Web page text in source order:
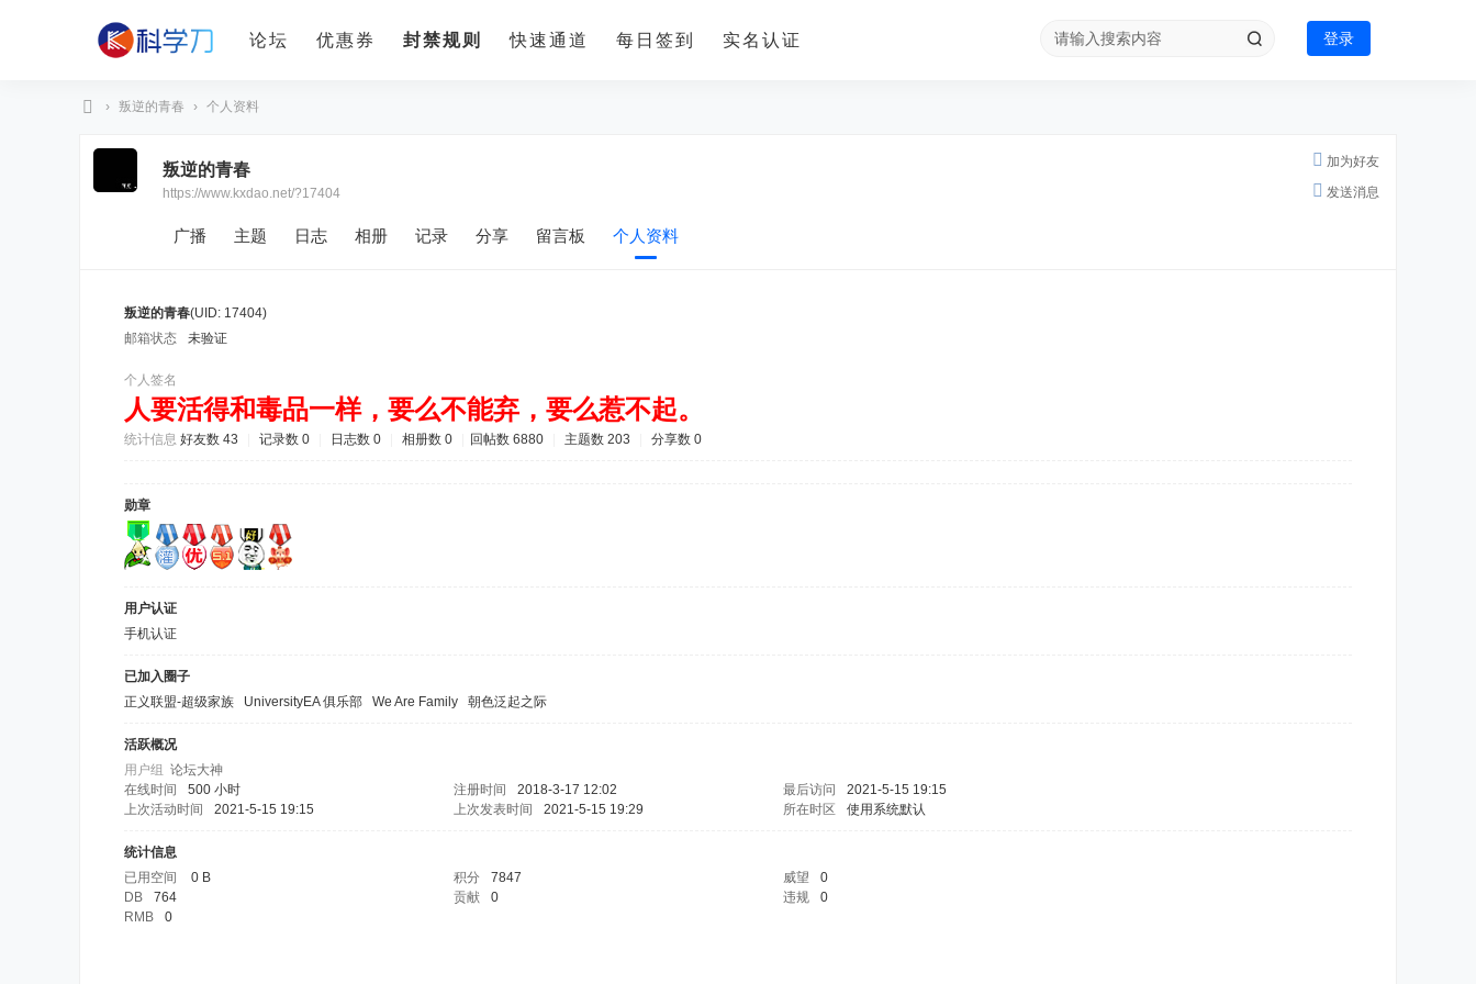
论坛 优惠券 封禁规则 快速通道 每日签到 实名认证 登录
› 叛逆的青春 › 个人资料
加为好友
发送消息
叛逆的青春
https://www.kxdao.net/?17404
广播 主题 日志 相册 记录 分享 留言板 个人资料
叛逆的青春(UID: 17404)
邮箱状态
未验证
个人签名
人要活得和毒品一样，要么不能弃，要么惹不起。
统计信息 好友数 43 记录数 0 日志数 0 相册数 0 回帖数 6880 主题数 203 分享数 0
勋章
用户认证
手机认证
已加入圈子
正义联盟-超级家族
UniversityEA 俱乐部 We Are Family 朝色泛起之际
活跃概况
用户组 论坛大神
在线时间
500 小时 注册时间 2018-3-17 12:02 最后访问
2021-5-15 19:15
上次活动时间
2021-5-15 19:15 上次发表时间 2021-5-15 19:29 所在时区 使用系统默认
统计信息
已用空间
0 B 积分 7847 威望
0
DB
764 贡献 0 违规
0
RMB
0